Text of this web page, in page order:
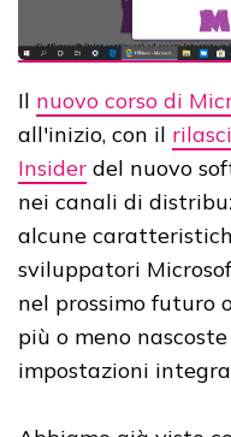
Il nuovo corso di
all'inizio, con il
Insider del nuovo
nei canali di
alcune
sviluppatori
nel prossimo futuro
più o meno
impostazioni